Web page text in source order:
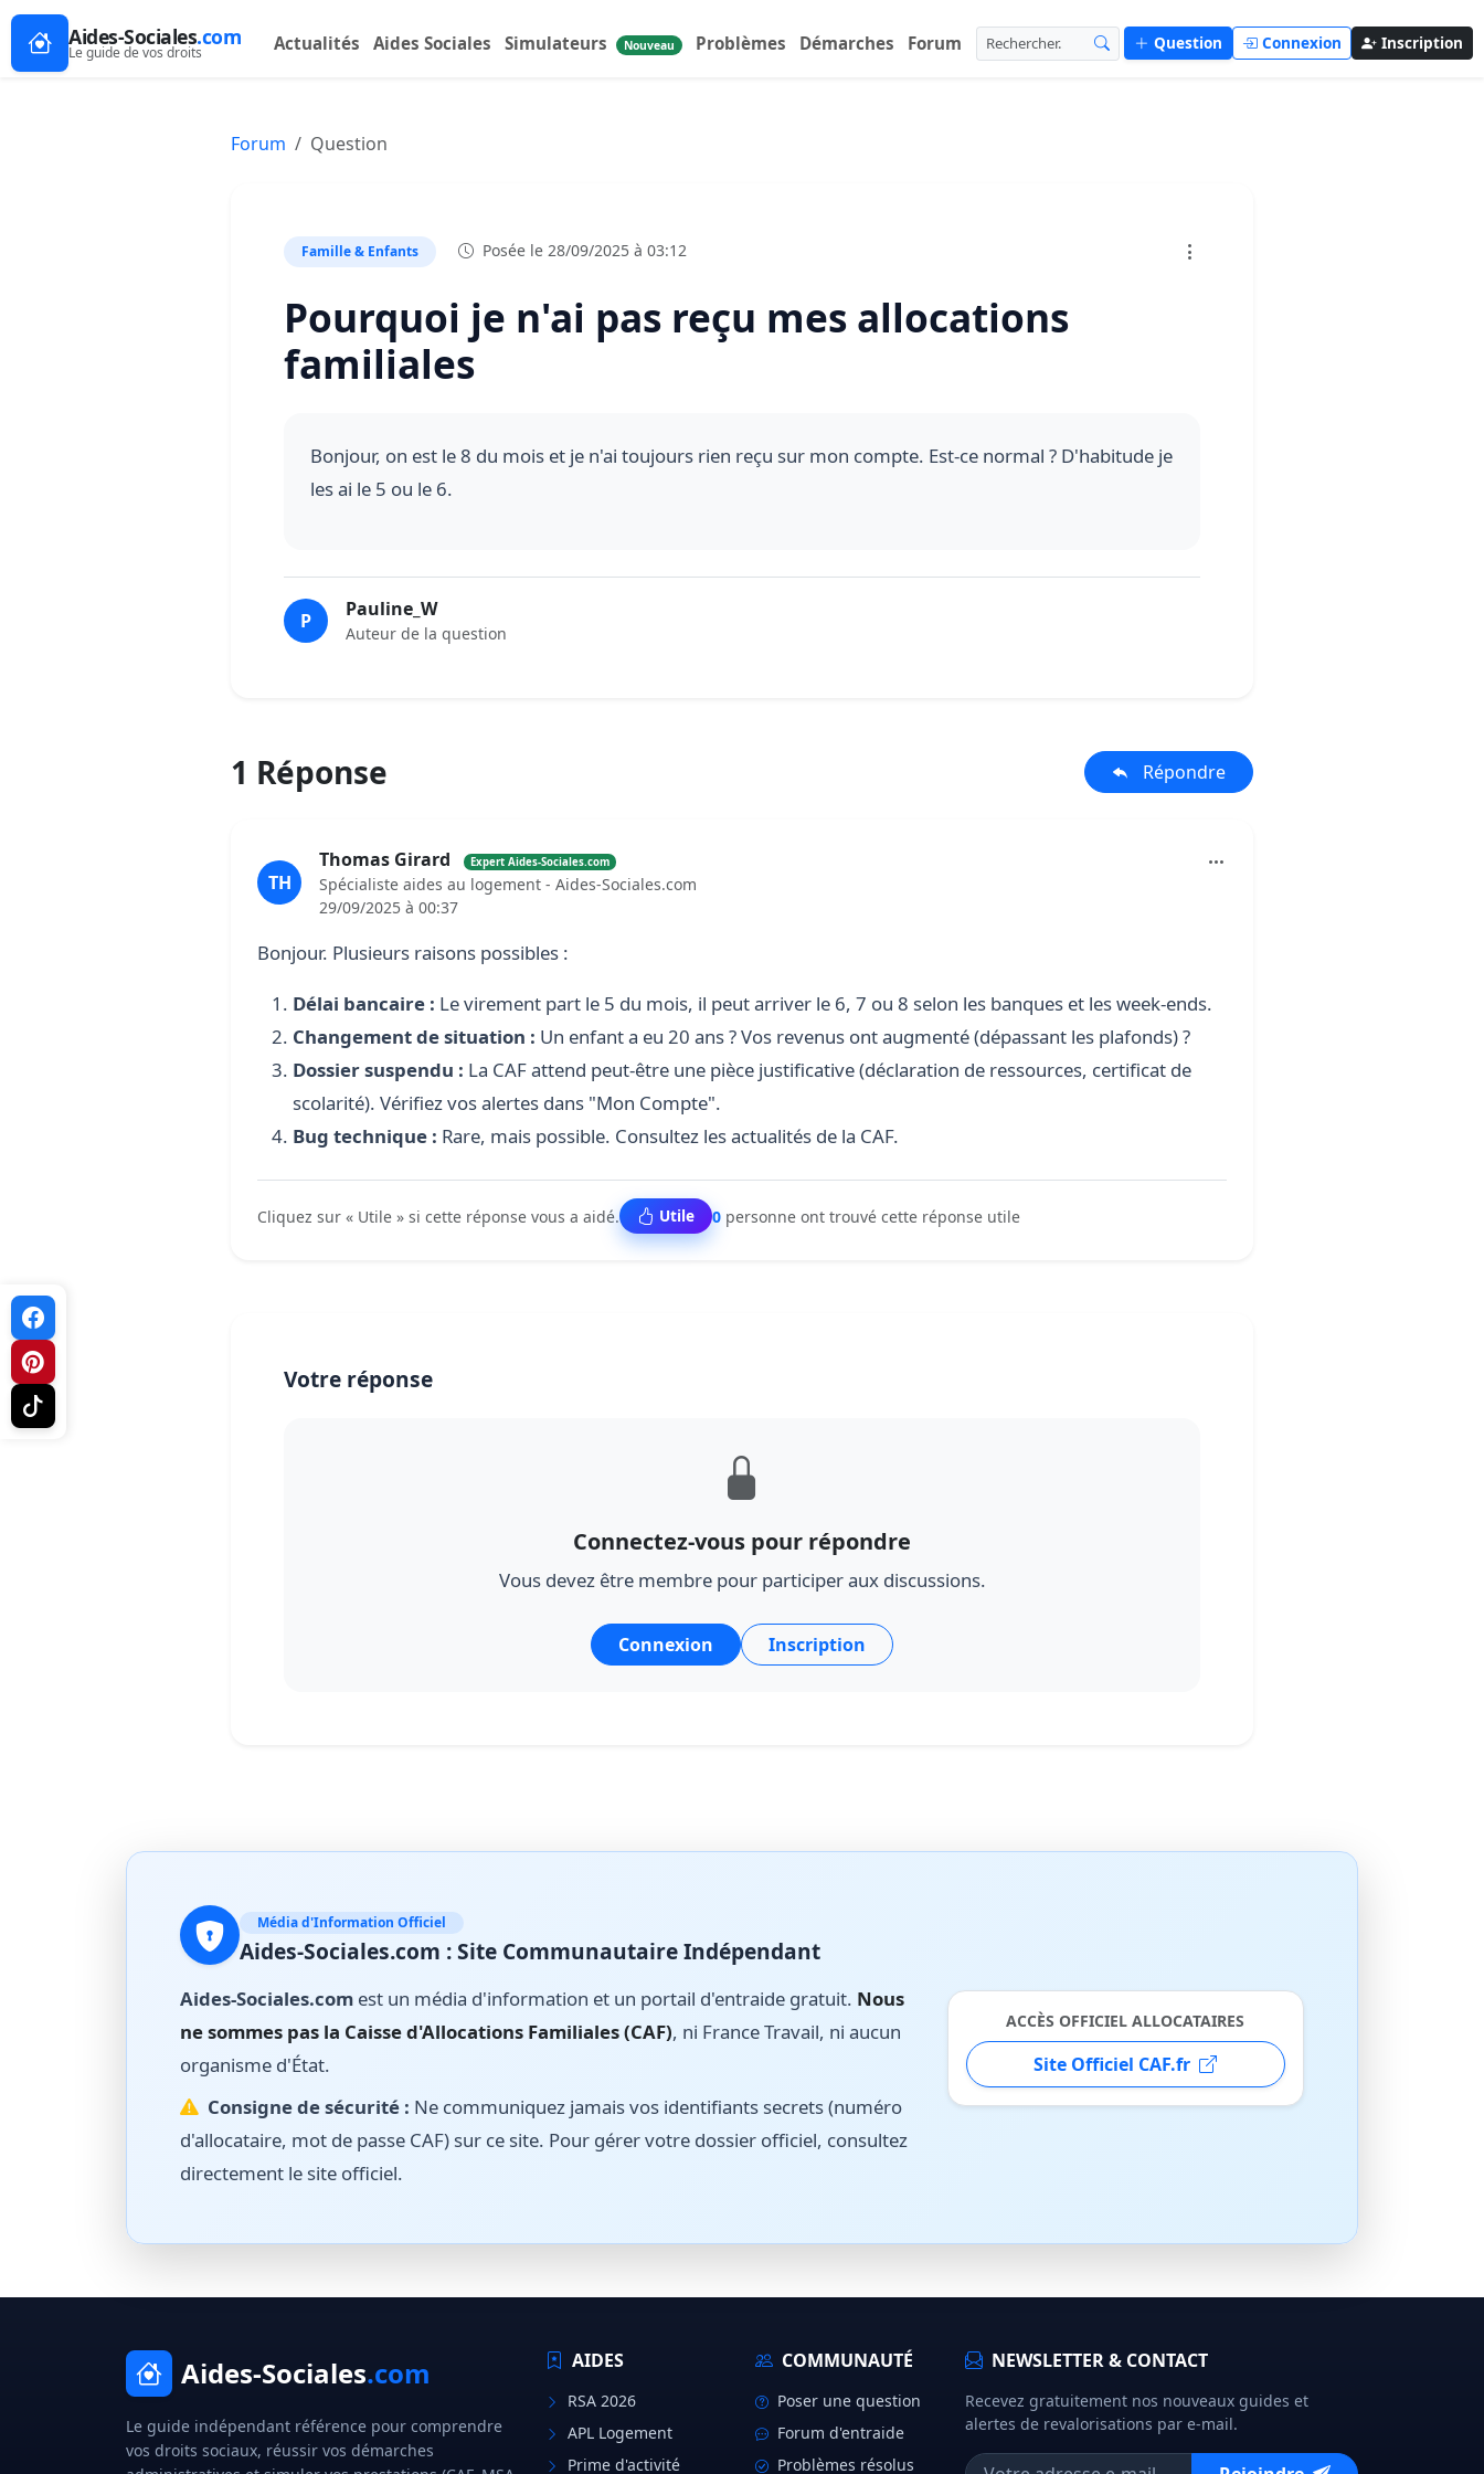
Aides-Sociales.com
Le guide de vos droits Actualités Aides Sociales Simulateurs Nouveau Problèmes Démarches Forum Question Connexion Inscription
Forum Question
Famille & Enfants Posée le 28/09/2025 à 03:12
Pourquoi je n'ai pas reçu mes allocations
familiales
Bonjour, on est le 8 du mois et je n'ai toujours rien reçu sur mon compte. Est-ce normal ? D'habitude je
les ai le 5 ou le 6.
P Pauline_W
Auteur de la question
1 Réponse Répondre
TH
Thomas Girard Expert Aides-Sociales.com
Spécialiste aides au logement - Aides-Sociales.com
29/09/2025 à 00:37
Bonjour. Plusieurs raisons possibles :
Délai bancaire : Le virement part le 5 du mois, il peut arriver le 6, 7 ou 8 selon les banques et les week-ends.
Changement de situation : Un enfant a eu 20 ans ? Vos revenus ont augmenté (dépassant les plafonds) ?
Dossier suspendu : La CAF attend peut-être une pièce justificative (déclaration de ressources, certificat de
scolarité). Vérifiez vos alertes dans "Mon Compte".
Bug technique : Rare, mais possible. Consultez les actualités de la CAF.
Cliquez sur « Utile » si cette réponse vous a aidé. Utile 0 personne ont trouvé cette réponse utile
Votre réponse
Connectez-vous pour répondre
Vous devez être membre pour participer aux discussions.
Connexion Inscription
Média d'Information Officiel
Aides-Sociales.com : Site Communautaire Indépendant
Aides-Sociales.com est un média d'information et un portail d'entraide gratuit. Nous
ne sommes pas la Caisse d'Allocations Familiales (CAF), ni France Travail, ni aucun
organisme d'État.
Consigne de sécurité : Ne communiquez jamais vos identifiants secrets (numéro
d'allocataire, mot de passe CAF) sur ce site. Pour gérer votre dossier officiel, consultez
directement le site officiel.
ACCÈS OFFICIEL ALLOCATAIRES
Site Officiel CAF.fr
Aides-Sociales.com
Le guide indépendant référence pour comprendre
vos droits sociaux, réussir vos démarches
AIDES
RSA 2026
APL Logement
Prime d'activité
COMMUNAUTÉ
Poser une question
Forum d'entraide
Problèmes résolus
NEWSLETTER & CONTACT
Recevez gratuitement nos nouveaux guides et
alertes de revalorisations par e-mail.